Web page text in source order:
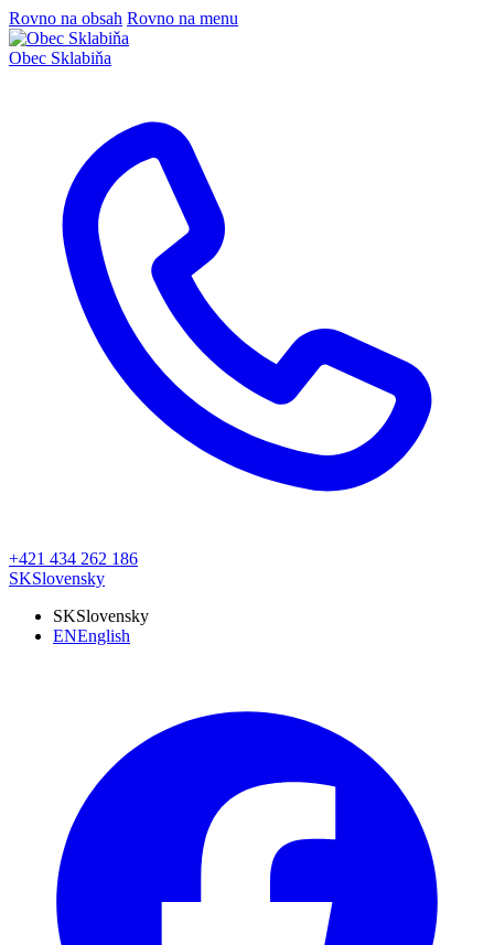
Rovno na obsah Rovno na menu
Obec Sklabiňa
+421 434 262 186
SKSlovensky
SKSlovensky
ENEnglish